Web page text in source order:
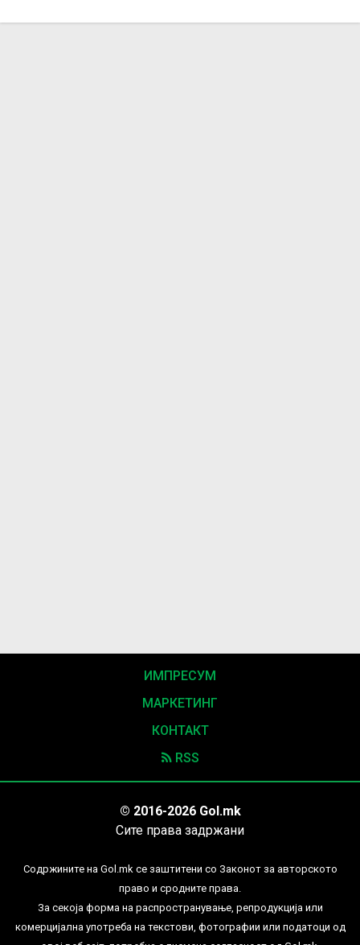
Мајами
него!?
МЛС
ИМПРЕСУМ
МАРКЕТИНГ
КОНТАКТ
RSS
© 2016-2026 Gol.mk
Сите права задржани
Содржините на Gol.mk се заштитени со Законот за авторското
право и сродните права.
За секоја форма на распространување, репродукција или
комерцијална употреба на текстови, фотографии или податоци од